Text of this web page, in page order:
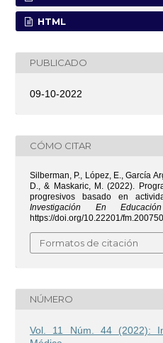
HTML
PUBLICADO
09-10-2022
CÓMO CITAR
Silberman, P., López, E., García
D., & Maskaric, M. (2022).
progresivos basado en
Investigación En
https://doi.org/10.22201/
Formatos de citación
NÚMERO
Vol. 11 Núm. 44 (2022):